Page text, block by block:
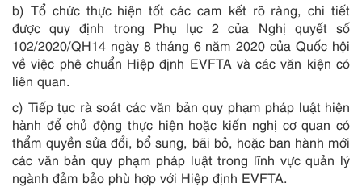
b) Tổ chức thực hiện tốt các cam kết rõ ràng, chi tiết
được quy định trong Phụ lục 2 của Nghị quyết số
102/2020/QH14 ngày 8 tháng 6 năm 2020 của Quốc hội
về việc phê chuẩn Hiệp định EVFTA và các văn kiện có
liên quan.
c) Tiếp tục rà soát các văn bản quy phạm pháp luật hiện
hành để chủ động thực hiện hoặc kiến nghị cơ quan có
thẩm quyền sửa đổi, bổ sung, bãi bỏ, hoặc ban hành mới
các văn bản quy phạm pháp luật trong lĩnh vực quản lý
ngành đảm bảo phù hợp với Hiệp định EVFTA.